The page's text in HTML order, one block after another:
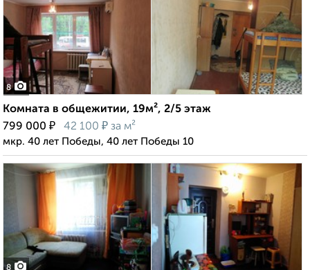
8
Комната в общежитии, 19м², 2/5 этаж
799 000 ₽ 42 100 ₽ за м²
мкр. 40 лет Победы, 40 лет Победы 10
8